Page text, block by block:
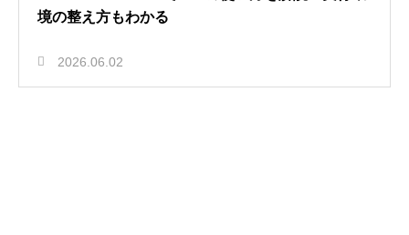
境の整え方もわかる
2026.06.02